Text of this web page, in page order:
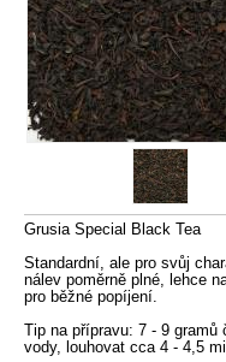
Grusia Special Black Tea
Standardní, ale pro svůj
nálev poměrně plné, lehce
pro běžné popíjení.
Tip na přípravu: 7 - 9
vody, louhovat cca 4 - 4,5